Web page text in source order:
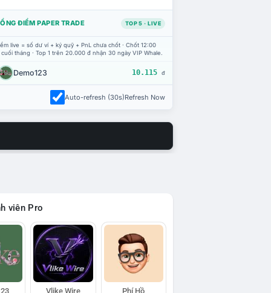
ĐIỂM PAPER TRADE TOP 5 · LIVE
live = số dư ví + ký quỹ + PnL chưa chốt · Chốt 12:00
tháng · Top 1 trên 20.000 đ nhận 30 ngày VIP Whale.
Demo123 10.115 đ
Auto-refresh (30s)Refresh Now
viên Pro
Vlike Wire Phí Hồ